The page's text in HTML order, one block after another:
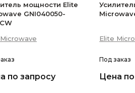
мощности Elite
GNI040050-
по запросу
Elite
Под заказ
Цена